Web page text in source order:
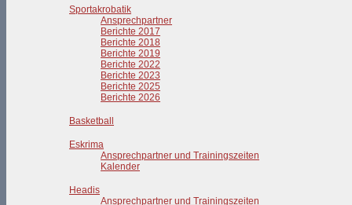
Sportakrobatik
Ansprechpartner
Berichte 2017
Berichte 2018
Berichte 2019
Berichte 2022
Berichte 2023
Berichte 2025
Berichte 2026
Basketball
Eskrima
Ansprechpartner und Trainingszeiten
Kalender
Headis
Ansprechpartner und Trainingszeiten